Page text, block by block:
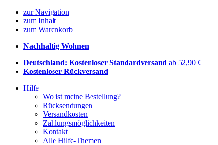
zur Navigation
zum Inhalt
zum Warenkorb
Nachhaltig Wohnen
Deutschland: Kostenloser Standardversand ab 52,90 €
Kostenloser Rückversand
Hilfe
Wo ist meine Bestellung?
Rücksendungen
Versandkosten
Zahlungsmöglichkeiten
Kontakt
Alle Hilfe-Themen